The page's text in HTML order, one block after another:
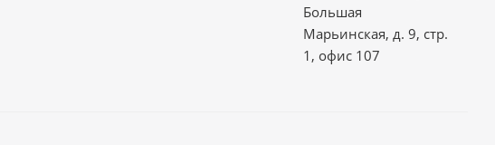
Большая
Марьинская, д. 9, стр.
1, офис 107